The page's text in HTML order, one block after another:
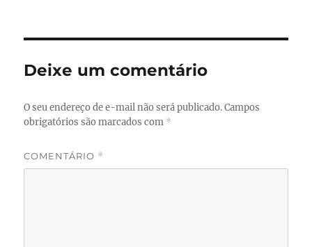
Deixe um comentário
O seu endereço de e-mail não será publicado. Campos
obrigatórios são marcados com *
COMENTÁRIO *